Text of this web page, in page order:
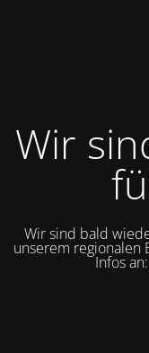
Wir
Wir sind bald
unserem regionalen
Infos